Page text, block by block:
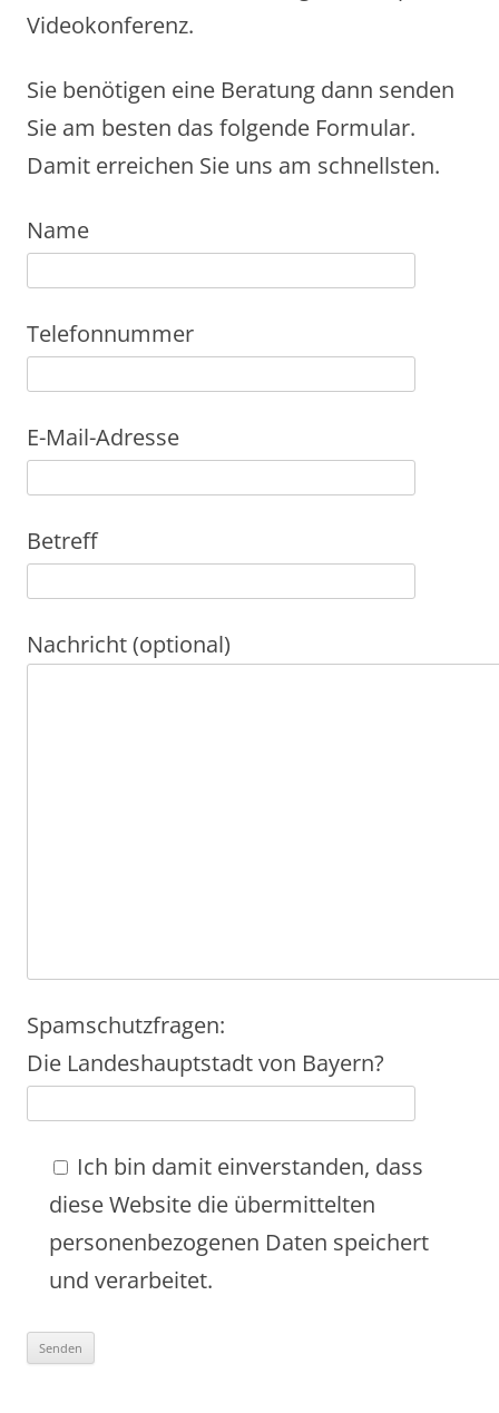
Videokonferenz.
Sie benötigen eine Beratung dann senden
Sie am besten das folgende Formular.
Damit erreichen Sie uns am schnellsten.
Name
Telefonnummer
E-Mail-Adresse
Betreff
Nachricht (optional)
Spamschutzfragen:
Die Landeshauptstadt von Bayern?
Ich bin damit einverstanden, dass
diese Website die übermittelten
personenbezogenen Daten speichert
und verarbeitet.